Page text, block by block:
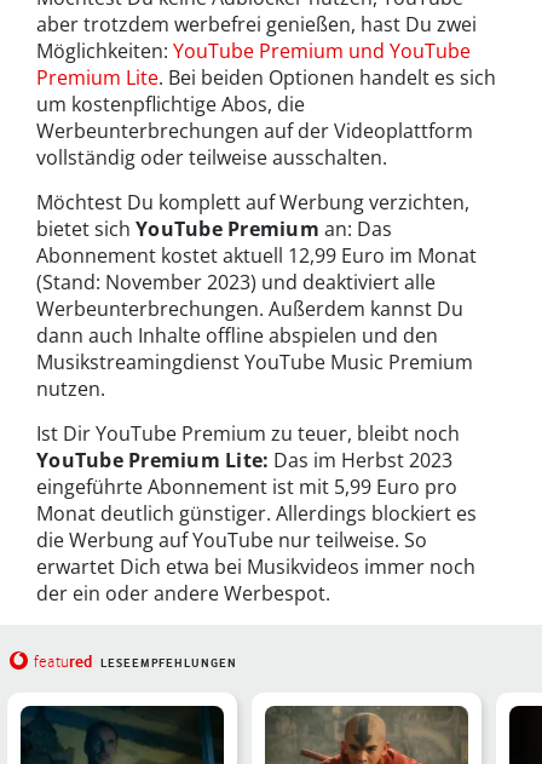
aber trotzdem werbefrei genießen, hast Du zwei
Möglichkeiten: YouTube Premium und YouTube
Premium Lite. Bei beiden Optionen handelt es sich
um kostenpflichtige Abos, die
Werbeunterbrechungen auf der Videoplattform
vollständig oder teilweise ausschalten.
Möchtest Du komplett auf Werbung verzichten,
bietet sich YouTube Premium an: Das
Abonnement kostet aktuell 12,99 Euro im Monat
(Stand: November 2023) und deaktiviert alle
Werbeunterbrechungen. Außerdem kannst Du
dann auch Inhalte offline abspielen und den
Musikstreamingdienst YouTube Music Premium
nutzen.
Ist Dir YouTube Premium zu teuer, bleibt noch
YouTube Premium Lite: Das im Herbst 2023
eingeführte Abonnement ist mit 5,99 Euro pro
Monat deutlich günstiger. Allerdings blockiert es
die Werbung auf YouTube nur teilweise. So
erwartet Dich etwa bei Musikvideos immer noch
der ein oder andere Werbespot.
featured LESEEMPFEHLUNGEN